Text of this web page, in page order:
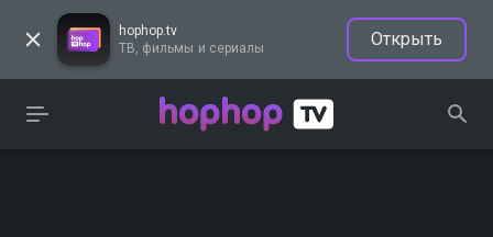
hophop.tv
ТВ, фильмы и сериалы
Открыть